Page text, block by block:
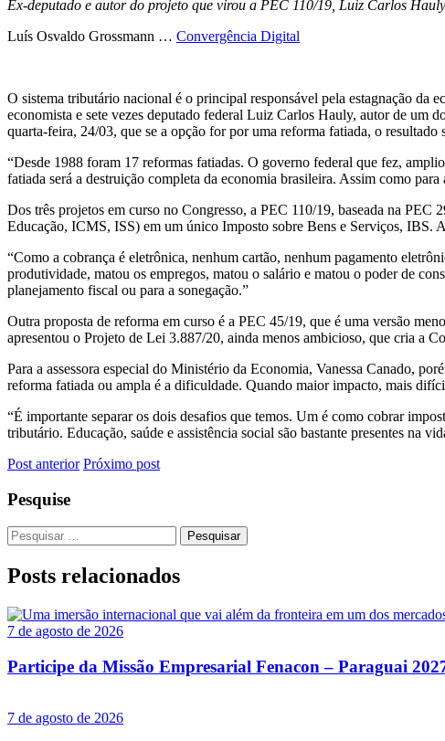
Ex-deputado e autor do projeto que virou a PEC 110/19, Luiz Carlos
Luís Osvaldo Grossmann … Convergência Digital
O sistema tributário nacional é o principal responsável pela estagnação da
economista e sete vezes deputado federal Luiz Carlos Hauly, autor de um
quarta-feira, 24/03, que se a opção for por uma reforma fatiada, o resultado
“Desde 1988 foram 17 reformas fatiadas. O governo federal que fez,
fatiada será a destruição completa da economia brasileira. Assim como
Dos três projetos em curso no Congresso, a PEC 110/19, baseada na
Educação, ICMS, ISS) em um único Imposto sobre Bens e Serviços, IBS.
“Como a cobrança é eletrônica, nenhum cartão, nenhum pagamento
produtividade, matou os empregos, matou o salário e matou o poder de
planejamento fiscal ou para a sonegação.”
Outra proposta de reforma em curso é a PEC 45/19, que é uma versão
apresentou o Projeto de Lei 3.887/20, ainda menos ambicioso, que cria a
Para a assessora especial do Ministério da Economia, Vanessa Canado,
reforma fatiada ou ampla é a dificuldade. Quando maior impacto, mais
“É importante separar os dois desafios que temos. Um é como cobrar
tributário. Educação, saúde e assistência social são bastante presentes na
Post anterior Próximo post
Pesquise
Pesquisar
por:
Posts relacionados
7 de agosto de 2026
Participe da Missão Empresarial Fenacon – Paraguai
7 de agosto de 2026